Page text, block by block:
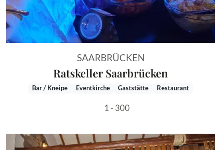
SAARBRÜCKEN
Ratskeller Saarbrücken
Bar / Kneipe Eventkirche Gaststätte Restaurant
1 - 300